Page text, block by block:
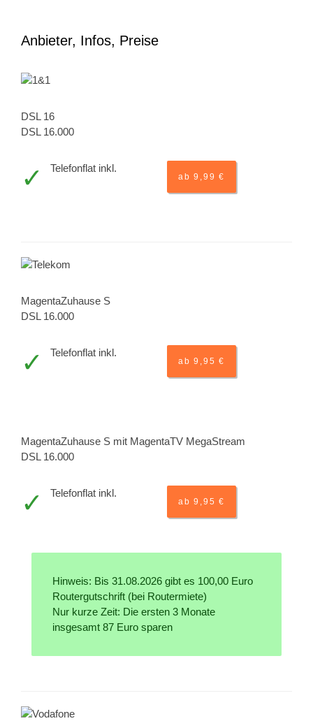
Anbieter, Infos, Preise
DSL 16
DSL 16.000
Telefonflat inkl.
ab 9,99 €
MagentaZuhause S
DSL 16.000
Telefonflat inkl.
ab 9,95 €
MagentaZuhause S mit MagentaTV MegaStream
DSL 16.000
Telefonflat inkl.
ab 9,95 €
Hinweis: Bis 31.08.2026 gibt es 100,00 Euro
Routergutschrift (bei Routermiete)
Nur kurze Zeit: Die ersten 3 Monate
insgesamt 87 Euro sparen